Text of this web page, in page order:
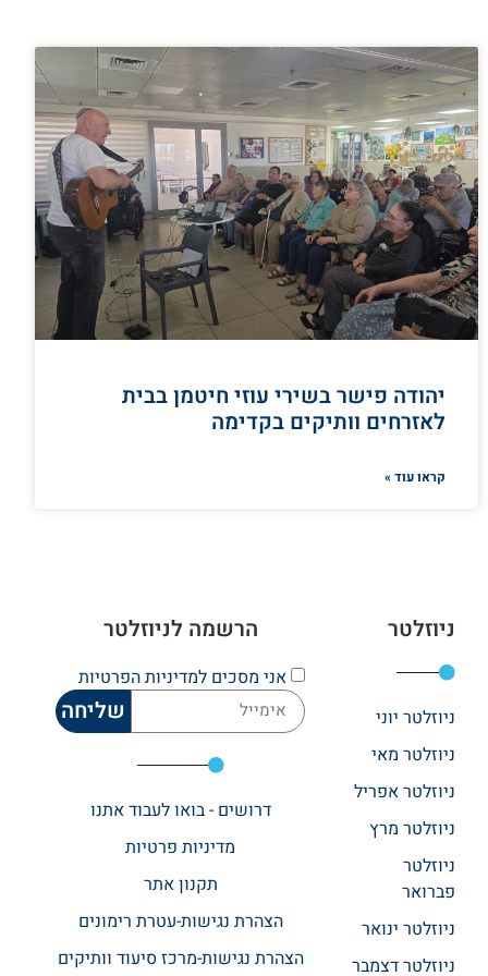
יהודה פישר בשירי עוזי חיטמן בבית
לאזרחים וותיקים בקדימה
קראו עוד »
ניוזלטר
ניוזלטר יוני
ניוזלטר מאי
ניוזלטר אפריל
ניוזלטר מרץ
ניוזלטר
פברואר
ניוזלטר ינואר
ניוזלטר דצמבר
הרשמה לניוזלטר
אני מסכים למדיניות הפרטיות
שליחה
דרושים - בואו לעבוד אתנו
מדיניות פרטיות
תקנון אתר​
הצהרת נגישות-עטרת רימונים
הצהרת נגישות-מרכז סיעוד וותיקים